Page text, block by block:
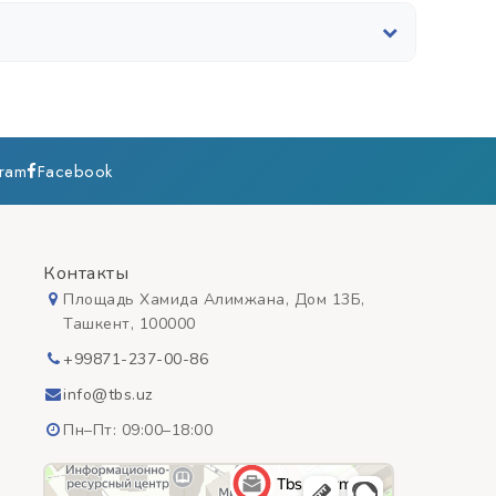
Facebook
Контакты
Площадь Хамида Алимжана, Дом 13Б,
Ташкент, 100000
+99871-237-00-86
info@tbs.uz
Пн–Пт: 09:00–18:00